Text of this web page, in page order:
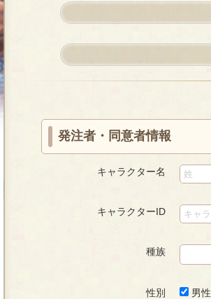
発注者・同意者情報
キャラクター名
キャラクターID
種族
性別 男性